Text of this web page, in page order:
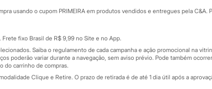
financeira
Cupons de
usando o cupom PRIMEIRA em produtos vendidos e entregues pela
Frete fixo Brasil de R$ 9,99 no Site e no App.
Saiba o regulamento de cada campanha e ação promocional na
poderão variar durante a navegação, sem aviso prévio. Pode também
do carrinho de compras.
Clique e Retire. O prazo de retirada é de até 1 dia útil após a